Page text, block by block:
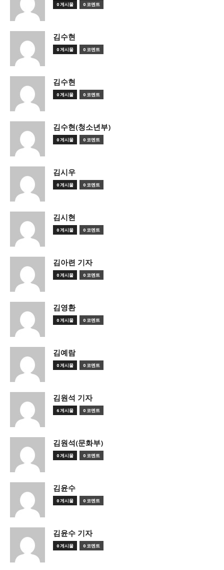
0 게시물 0 코멘트
김수현
0 게시물 0 코멘트
김수현
0 게시물 0 코멘트
김수현(청소년부)
0 게시물 0 코멘트
김시우
0 게시물 0 코멘트
김시현
0 게시물 0 코멘트
김아련 기자
0 게시물 0 코멘트
김영환
0 게시물 0 코멘트
김예람
0 게시물 0 코멘트
김원석 기자
6 게시물 0 코멘트
김원석(문화부)
0 게시물 0 코멘트
김윤수
0 게시물 0 코멘트
김윤수 기자
0 게시물 0 코멘트